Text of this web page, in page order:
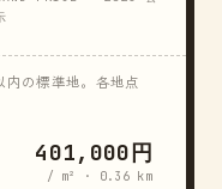
内の標準地。各地点
401,000円
/ m² · 0.36 km